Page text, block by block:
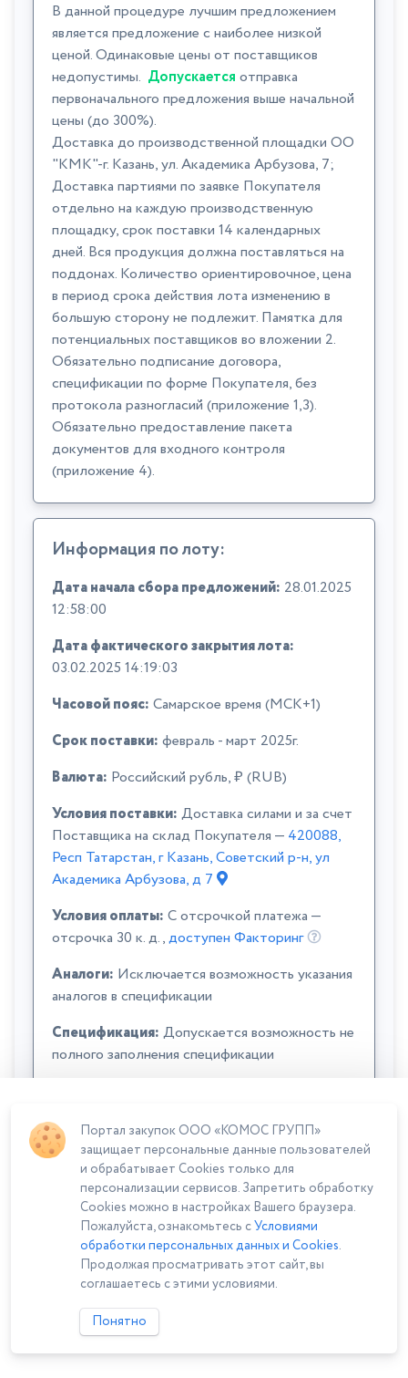
В данной процедуре лучшим предложением
является предложение с наиболее низкой
ценой. Одинаковые цены от поставщиков
недопустимы. Допускается отправка
первоначального предложения выше начальной
цены (до 300%).
Доставка до производственной площадки ОО
"КМК"-г. Казань, ул. Академика Арбузова, 7;
Доставка партиями по заявке Покупателя
отдельно на каждую производственную
площадку, срок поставки 14 календарных
дней. Вся продукция должна поставляться на
поддонах. Количество ориентировочное, цена
в период срока действия лота изменению в
большую сторону не подлежит. Памятка для
потенциальных поставщиков во вложении 2.
Обязательно подписание договора,
спецификации по форме Покупателя, без
протокола разногласий (приложение 1,3).
Обязательно предоставление пакета
документов для входного контроля
(приложение 4).
Информация по лоту:
Дата начала сбора предложений: 28.01.2025
12:58:00
Дата фактического закрытия лота:
03.02.2025 14:19:03
Часовой пояс: Самарское время (МСК+1)
Срок поставки: февраль - март 2025г.
Валюта: Российский рубль, ₽ (RUB)
Условия поставки: Доставка силами и за счет
Поставщика на склад Покупателя — 420088,
Респ Татарстан, г Казань, Советский р-н, ул
Академика Арбузова, д 7
Условия оплаты: C отсрочкой платежа —
отсрочка 30 к. д.,доступен Факторинг
Аналоги: Исключается возможность указания
аналогов в спецификации
Спецификация: Допускается возможность не
полного заполнения спецификации
Сумма лота: 5 419 000,00 ₽
Портал закупок ООО «КОМОС ГРУПП»
защищает персональные данные пользователей
и обрабатывает Cookies только для
персонализации сервисов. Запретить обработку
Cookies можно в настройках Вашего браузера.
Пожалуйста, ознакомьтесь сУсловиями
обработки персональных данных и Cookies.
Продолжая просматривать этот сайт, вы
соглашаетесь с этими условиями.
Понятно